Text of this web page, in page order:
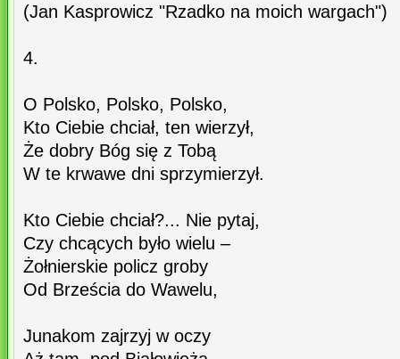
(Jan Kasprowicz "Rzadko na moich wargach")
4.
O Polsko, Polsko, Polsko,
Kto Ciebie chciał, ten wierzył,
Że dobry Bóg się z Tobą
W te krwawe dni sprzymierzył.
Kto Ciebie chciał?... Nie pytaj,
Czy chcących było wielu –
Żołnierskie policz groby
Od Brześcia do Wawelu,
Junakom zajrzyj w oczy